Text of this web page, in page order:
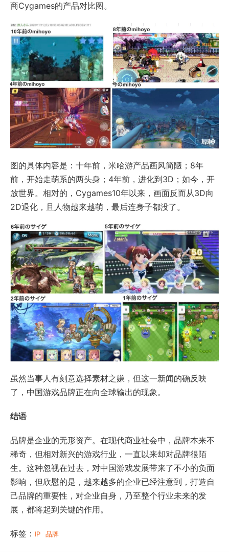
商Cygames的产品对比图。
图的具体内容是：十年前，米哈游产品画风简陋；8年
前，开始走萌系的两头身；4年前，进化到3D；如今，开
放世界。相对的，Cygames10年以来，画面反而从3D向
2D退化，且人物越来越萌，最后连身子都没了。
虽然当事人有刻意选择素材之嫌，但这一新闻的确反映
了，中国游戏品牌正在向全球输出的现象。
结语
品牌是企业的无形资产。在现代商业社会中，品牌本来不
稀奇，但相对新兴的游戏行业，一直以来却对品牌很陌
生。这种忽视在过去，对中国游戏发展带来了不小的负面
影响，但欣慰的是，越来越多的企业已经注意到，打造自
己品牌的重要性，对企业自身，乃至整个行业未来的发
展，都将起到关键的作用。
标签： IP 品牌